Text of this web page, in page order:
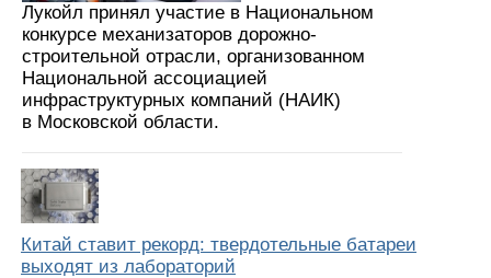
Лукойл принял участие в Национальном
конкурсе механизаторов дорожно-
строительной отрасли, организованном
Национальной ассоциацией
инфраструктурных компаний (НАИК)
в Московской области.
Китай ставит рекорд: твердотельные батареи
выходят из лабораторий